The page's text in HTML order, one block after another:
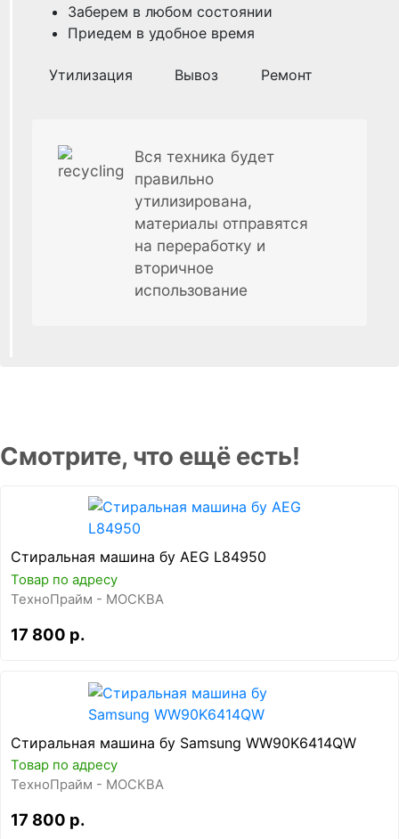
Заберем в любом состоянии
Приедем в удобное время
Утилизация Вывоз Ремонт
Вся техника будет
правильно
утилизирована,
материалы отправятся
на переработку и
вторичное
использование
Смотрите, что ещё есть!
Стиральная машина бу AEG L84950
Товар по адресу
ТехноПрайм - МОСКВА
17 800 р.
Стиральная машина бу Samsung WW90K6414QW
Товар по адресу
ТехноПрайм - МОСКВА
17 800 р.